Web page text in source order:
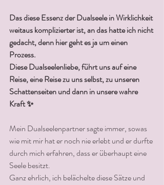
Das diese Essenz der Dualseele in Wirklichkeit
weitaus komplizierter ist, an das hatte ich nicht
gedacht, denn hier geht es ja um einen
Prozess.
Diese Dualseelenliebe, führt uns auf eine
Reise, eine Reise zu uns selbst, zu unseren
Schattenseiten und dann in unsere wahre
Kraft ✨
Mein Dualseelenpartner sagte immer, sowas
wie mit mir hat er noch nie erlebt und er durfte
durch mich erfahren, dass er überhaupt eine
Seele besitzt.
Ganz ehrlich, ich belächelte diese Sätze und